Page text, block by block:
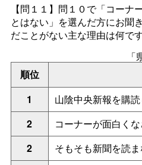
【問１１】問１０で「コーナ
とはない」を選んだ方にお聞
だことがない主な理由は何です
順位
1
山陰中央新報を購
2
コーナーが面白く
2
そもそも新聞を読